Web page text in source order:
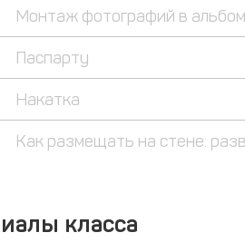
Монтаж фотографий в
Паспарту
Накатка
Как размещать на стене:
класса